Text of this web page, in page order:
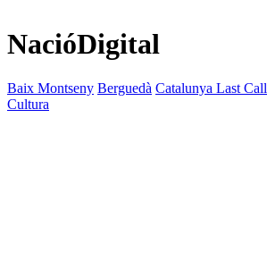
NacióDigital
Baix Montseny Berguedà Catalunya Last Call
Cultura